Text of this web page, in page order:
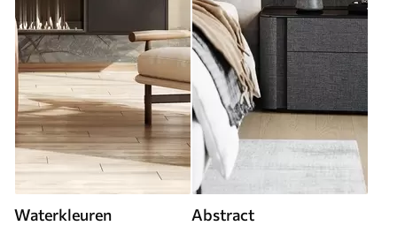
Waterkleuren Abstract